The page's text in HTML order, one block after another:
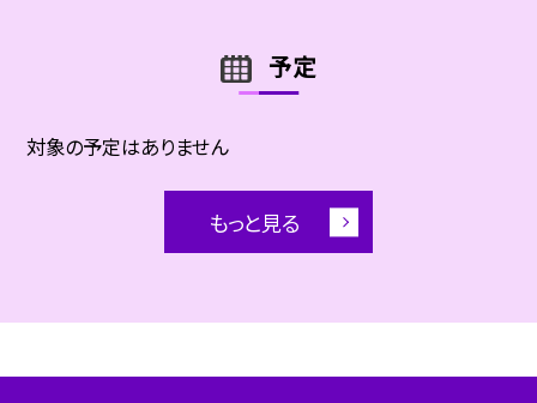
予定
対象の予定はありません
もっと見る